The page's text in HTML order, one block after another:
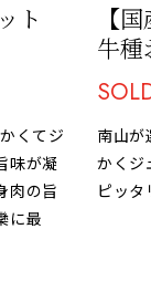
ト
くてジ
味が凝
肉の旨
に最
【
牛種
南山が
かくジ
ピッタ